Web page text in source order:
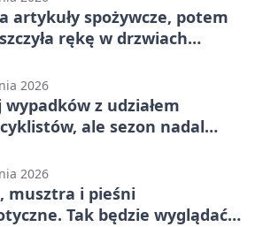
artykuły spożywcze, potem
rękę w drzwiach
2026
wypadków z udziałem
ale sezon nadal
2026
musztra i pieśni
Tak będzie wyglądać